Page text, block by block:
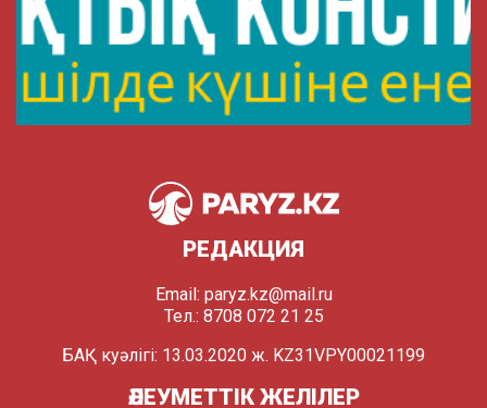
РЕДАКЦИЯ
Email: paryz.kz@mail.ru
Тел.: 8708 072 21 25
БАҚ куәлігі: 13.03.2020 ж. KZ31VPY00021199
ӘЛЕУМЕТТІК ЖЕЛІЛЕР